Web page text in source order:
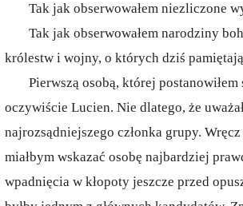
Tak jak obserwowałem niezliczone
Tak jak obserwowałem narodziny
królestw i wojny, o których dziś
Pierwszą osobą, której
oczywiście Lucien. Nie dlatego, że
najrozsądniejszego członka grupy.
miałbym wskazać osobę najbardziej
wpadnięcia w kłopoty jeszcze przed